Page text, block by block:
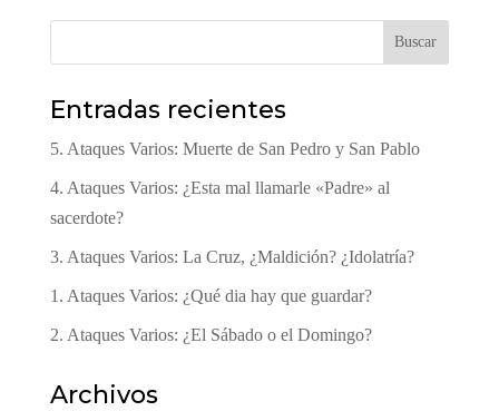
Buscar
Entradas recientes
5. Ataques Varios: Muerte de San Pedro y San Pablo
4. Ataques Varios: ¿Esta mal llamarle «Padre» al
sacerdote?
3. Ataques Varios: La Cruz, ¿Maldición? ¿Idolatría?
1. Ataques Varios: ¿Qué dia hay que guardar?
2. Ataques Varios: ¿El Sábado o el Domingo?
Archivos